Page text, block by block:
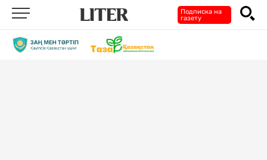
Подписка на
газету